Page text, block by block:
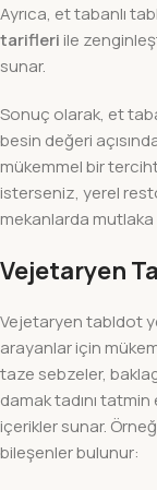
Ayrıca, et tabanlı
tarifleri ile
sunar.
Sonuç olarak, et
besin değeri
mükemmel bir
isterseniz, yerel
mekanlarda
Vejetaryen
Vejetaryen tabldot
arayanlar için
taze sebzeler,
damak tadını
içerikler sunar.
bileşenler bulunur: